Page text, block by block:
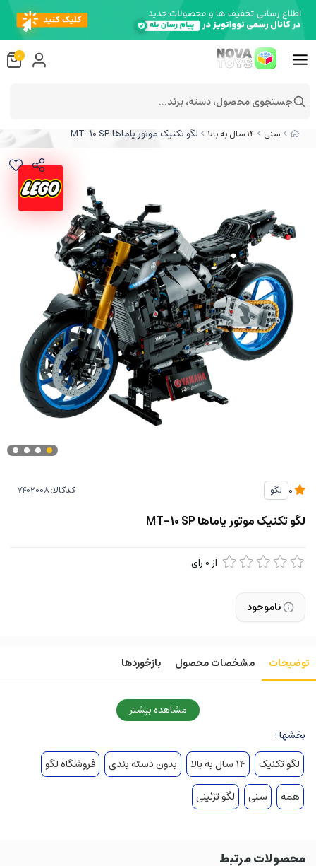
سنی 14 سال به بالا لگو تکنیک موتور یاماها MT-10 SP
لگو کدکالا:
لگو تکنیک موتور یاماها MT-10 SP
از 0 رای
ناموجود
توضیحات مشخصات محصول بازخوردها
مشاهده بیشتر
بخشها :
لگو تکنیک
14 سال به بالا بدون دسته بندی
فروشگاه لگو
همه
سنی لگو تزئینی
محصولات مرتبط
0
جستجوی محصول، دسته، برند...